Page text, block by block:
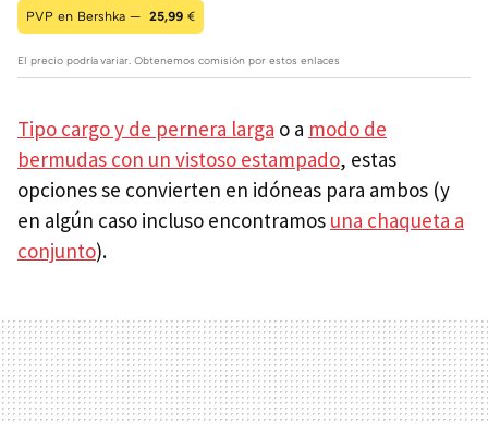
PVP en Bershka — 25,99 €
El precio podría variar. Obtenemos comisión por estos enlaces
Tipo cargo y de pernera larga o a modo de
bermudas con un vistoso estampado, estas
opciones se convierten en idóneas para ambos (y
en algún caso incluso encontramos una chaqueta a
conjunto).